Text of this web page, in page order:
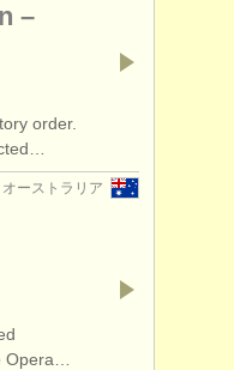
–
order.
オーストラリア
Opera…